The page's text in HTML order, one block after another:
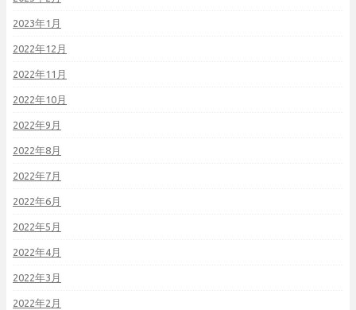
2023年1月
2022年12月
2022年11月
2022年10月
2022年9月
2022年8月
2022年7月
2022年6月
2022年5月
2022年4月
2022年3月
2022年2月